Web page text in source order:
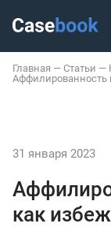
Главная — Статьи —
Аффилированность
31 января 2023
как